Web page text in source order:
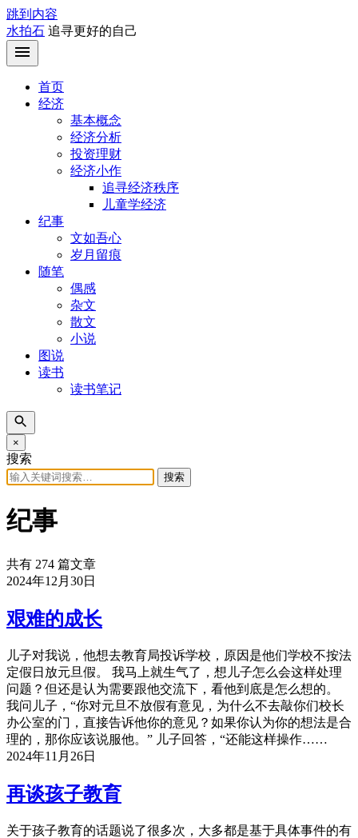
跳到内容
水拍石 追寻更好的自己
首页
经济
基本概念
经济分析
投资理财
经济小作
追寻经济秩序
儿童学经济
纪事
文如吾心
岁月留痕
随笔
偶感
杂文
散文
小说
图说
读书
读书笔记
×
搜索
搜索
纪事
共有 274 篇文章
2024年12月30日
艰难的成长
儿子对我说，他想去教育局投诉学校，原因是他们学校不按法
定假日放元旦假。 我马上就生气了，想儿子怎么会这样处理
问题？但还是认为需要跟他交流下，看他到底是怎么想的。
我问儿子，“你对元旦不放假有意见，为什么不去敲你们校长
办公室的门，直接告诉他你的意见？如果你认为你的想法是合
理的，那你应该说服他。” 儿子回答，“还能这样操作……
2024年11月26日
再谈孩子教育
关于孩子教育的话题说了很多次，大多都是基于具体事件的有